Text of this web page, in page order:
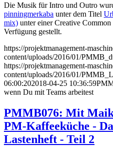
Die Musik für Intro und Outro
pinningmerkaba unter dem Titel
mix) unter einer Creative
Verfügung gestellt.
https://projektmanagement-
content/uploads/2016/01/
https://projektmanagement-
content/uploads/2016/01/
06:00:202018-04-25 10:36:59
wenn Du mit Teams arbeitest
PMMB076: Mit
PM-Kaffeeküche -
Lastenheft - Teil 2